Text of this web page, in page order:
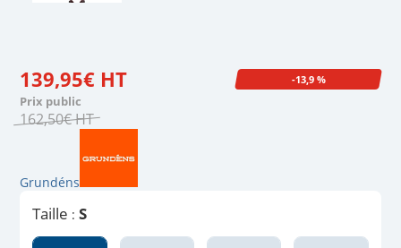
139,95€ HT
Prix public
162,50€HT
-13,9 %
Grundéns
Taille :S